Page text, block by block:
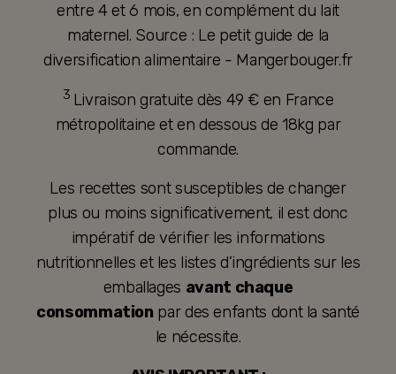
entre 4 et 6 mois, en complément du lait
maternel. Source : Le petit guide de la
diversification alimentaire - Mangerbouger.fr
3 Livraison gratuite dès 49 € en France
métropolitaine et en dessous de 18kg par
commande.
Les recettes sont susceptibles de changer
plus ou moins significativement, il est donc
impératif de vérifier les informations
nutritionnelles et les listes d’ingrédients sur les
emballages avant chaque
consommation par des enfants dont la santé
le nécessite.